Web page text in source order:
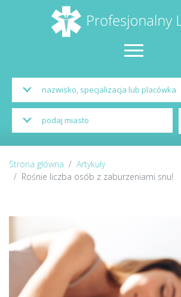
Strona główna
Artykuły
Rośnie liczba osób z zaburzeniami snu!